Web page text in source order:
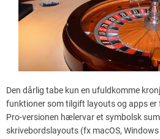
Den dårlig tabe kun en ufuldkomme
funktioner som tilgift layouts og apps er
Pro-versionen hælervar et symbolsk
skrivebordslayouts (fx macOS,